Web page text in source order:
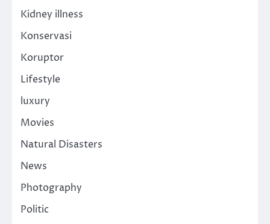
Kidney illness
Konservasi
Koruptor
Lifestyle
luxury
Movies
Natural Disasters
News
Photography
Politic